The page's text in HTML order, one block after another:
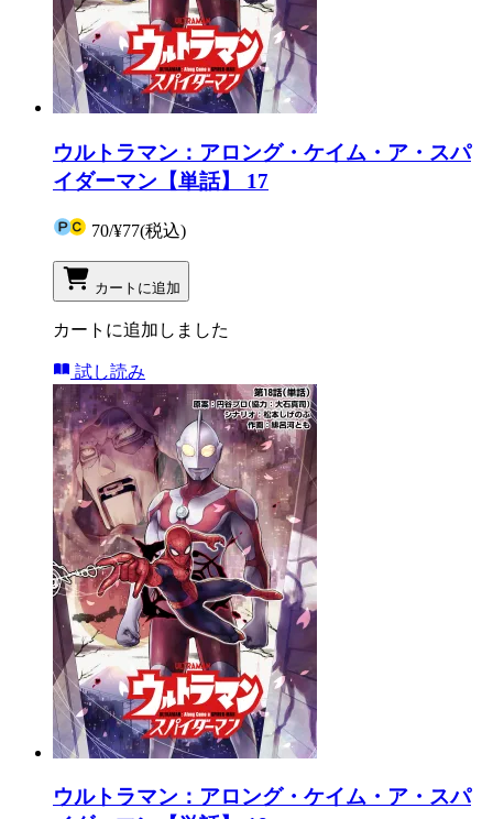
ウルトラマン：アロング・ケイム・ア・スパ
イダーマン【単話】 17
70/¥77(税込)
カートに追加
カートに追加しました
試し読み
ウルトラマン：アロング・ケイム・ア・スパ